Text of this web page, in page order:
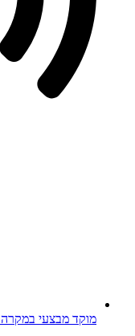
מוקד מבצעי במקרה של